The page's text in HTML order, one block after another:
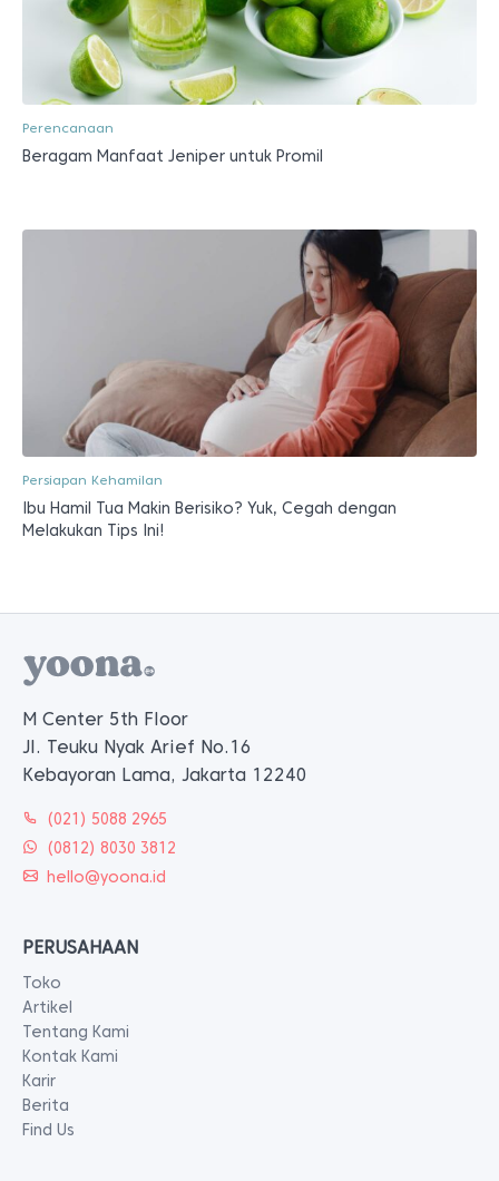
Perencanaan
Beragam Manfaat Jeniper untuk Promil
Persiapan Kehamilan
Ibu Hamil Tua Makin Berisiko? Yuk, Cegah dengan
Melakukan Tips Ini!
M Center 5th Floor
Jl. Teuku Nyak Arief No.16
Kebayoran Lama, Jakarta 12240
(021) 5088 2965
(0812) 8030 3812
hello@yoona.id
PERUSAHAAN
Toko
Artikel
Tentang Kami
Kontak Kami
Karir
Berita
Find Us